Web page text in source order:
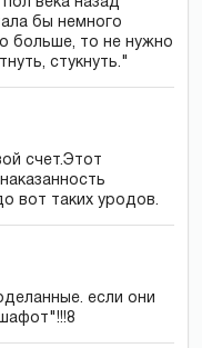
бы немного
больше, то не нужно
стукнуть."
счет.Этот
вот таких уродов.
если они